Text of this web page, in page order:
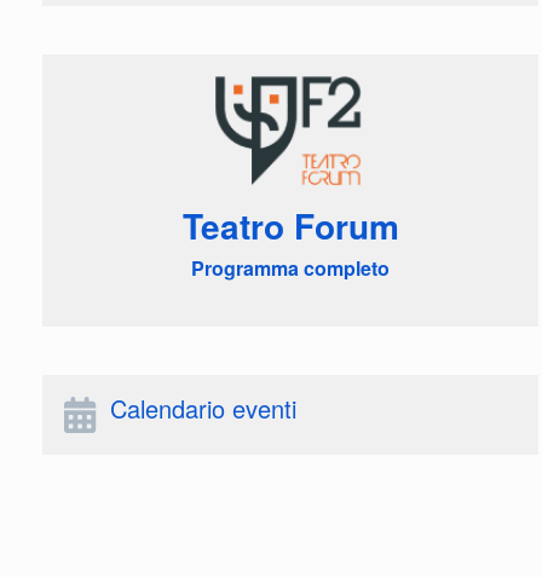
Teatro Forum
Programma completo
Calendario eventi